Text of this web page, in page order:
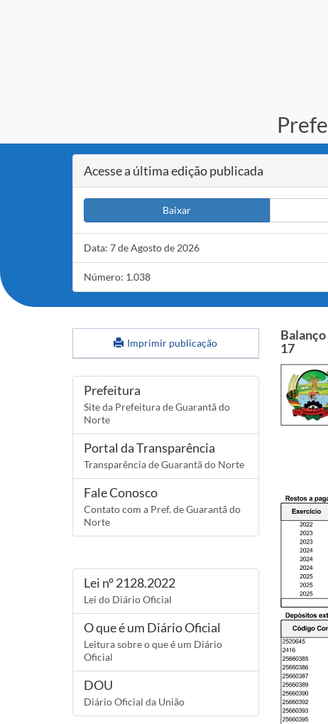
Acesse a última edição publicada
Baixar
Data: 7 de Agosto de 2026
Número: 1.038
Imprimir publicação
Links
Prefeitura
Site da Prefeitura de Guarantã do
Norte
Portal da Transparência
Transparência de Guarantã do Norte
Fale Conosco
Contato com a Pref. de Guarantã do
Norte
Lei n° 2128.2022
Lei do Diário Oficial
O que é um Diário Oficial
Leitura sobre o que é um Diário
Oficial
DOU
Diário Oficial da União
17